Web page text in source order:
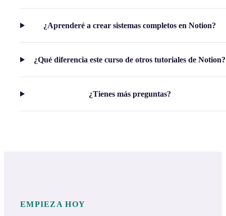
¿Aprenderé a crear sistemas completos en Notion?
¿Qué diferencia este curso de otros tutoriales de Notion?
¿Tienes más preguntas?
EMPIEZA HOY